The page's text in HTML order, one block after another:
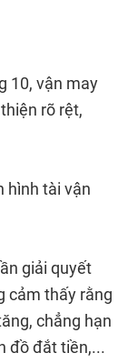
10, vận may
rõ rệt,
hình tài vận
giải quyết
cảm thấy rằng
chẳng hạn
đồ đắt tiền,...